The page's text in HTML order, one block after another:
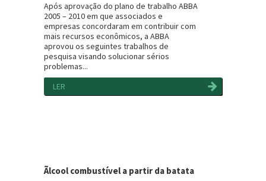
Após aprovação do plano de trabalho ABBA
2005 – 2010 em que associados e
empresas concordaram em contribuir com
mais recursos econômicos, a ABBA
aprovou os seguintes trabalhos de
pesquisa visando solucionar sérios
problemas...
LER
Ãlcool combustível a partir da batata